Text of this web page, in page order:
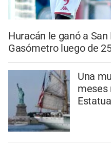
Huracán le ganó a
Gasómetro luego de
Una
meses